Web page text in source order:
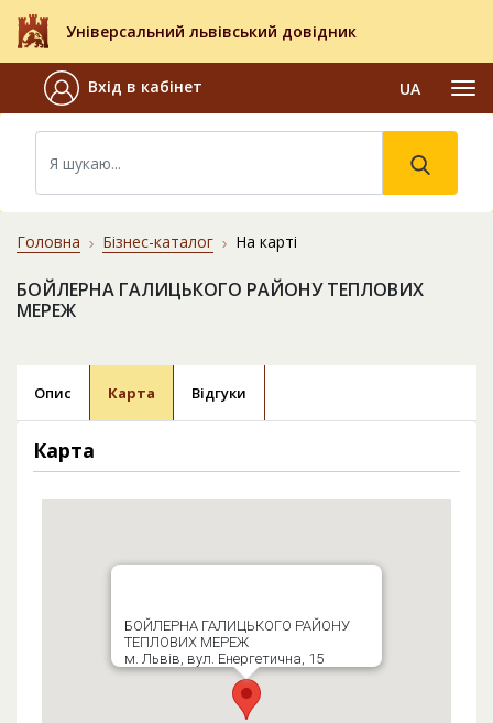
Універсальний львівський довідник
Вхід в кабінет UA
Головна Бізнес-каталог На карті
БОЙЛЕРНА ГАЛИЦЬКОГО РАЙОНУ ТЕПЛОВИХ
МЕРЕЖ
Опис Карта Відгуки
Карта
БОЙЛЕРНА ГАЛИЦЬКОГО РАЙОНУ
ТЕПЛОВИХ МЕРЕЖ
м. Львів, вул. Енергетична, 15